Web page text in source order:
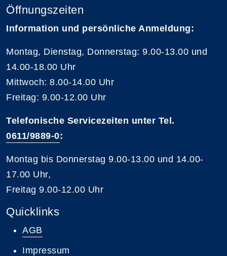
Öffnungszeiten
Information und persönliche Anmeldung:
Montag, Dienstag, Donnerstag: 9.00-13.00 und
14.00-18.00 Uhr
Mittwoch: 8.00-14.00 Uhr
Freitag: 9.00-12.00 Uhr
Telefonische Servicezeiten unter Tel.
0611/9889-0:
Montag bis Donnerstag 9.00-13.00 und 14.00-
17.00 Uhr,
Freitag 9.00-12.00 Uhr
Quicklinks
AGB
Impressum